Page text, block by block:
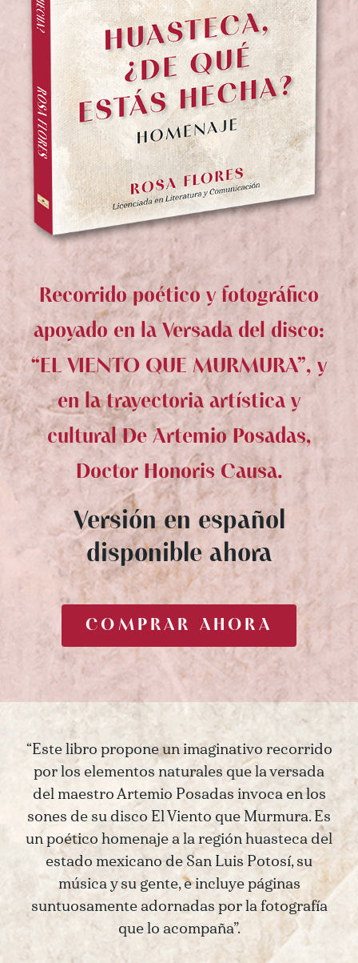
Recorrido poético y fotográfico
apoyado en la Versada del disco:
“EL VIENTO QUE MURMURA”, y
en la trayectoria artística y
cultural De Artemio Posadas,
Doctor Honoris Causa.
Versión en español
disponible ahora
COMPRAR AHORA
“Este libro propone un imaginativo recorrido
por los elementos naturales que la versada
del maestro Artemio Posadas invoca en los
sones de su disco El Viento que Murmura. Es
un poético homenaje a la región huasteca del
estado mexicano de San Luis Potosí, su
música y su gente, e incluye páginas
suntuosamente adornadas por la fotografía
que lo acompaña”.